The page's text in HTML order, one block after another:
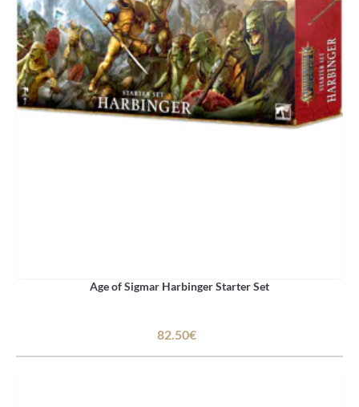
Age of Sigmar Harbinger Starter Set
82.50€